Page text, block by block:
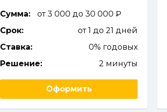
Сумма:
от 3 000 до 30 000
Срок:
от 1 до 21 дней
Ставка:
0% годовых
Решение:
2 минуты
Оформить